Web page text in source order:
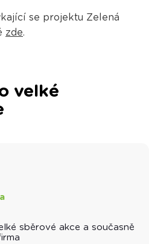
se projektu Zelená
zde.
velké
sběrové akce a současně